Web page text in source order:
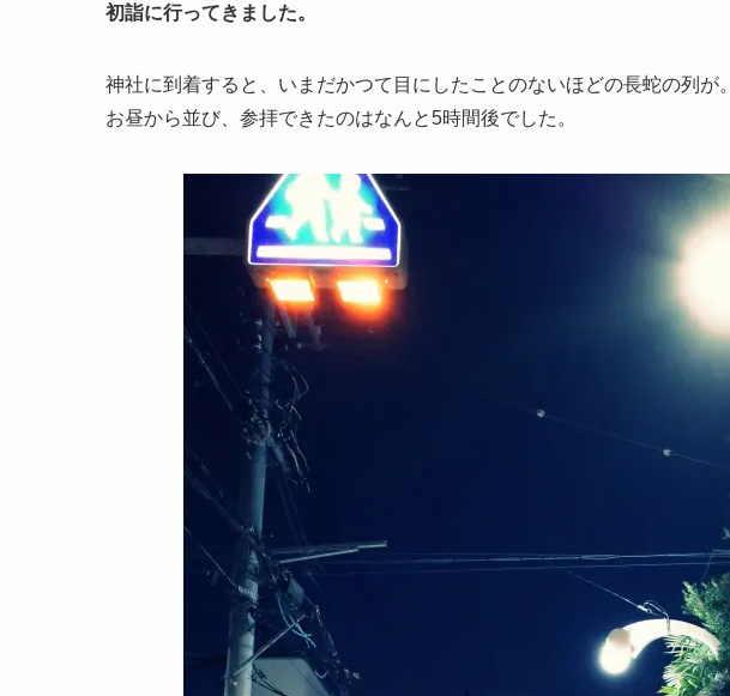
初詣に行ってきました。
神社に到着すると、いまだかつて目にしたことのないほどの長蛇の列が。
お昼から並び、参拝できたのはなんと5時間後でした。